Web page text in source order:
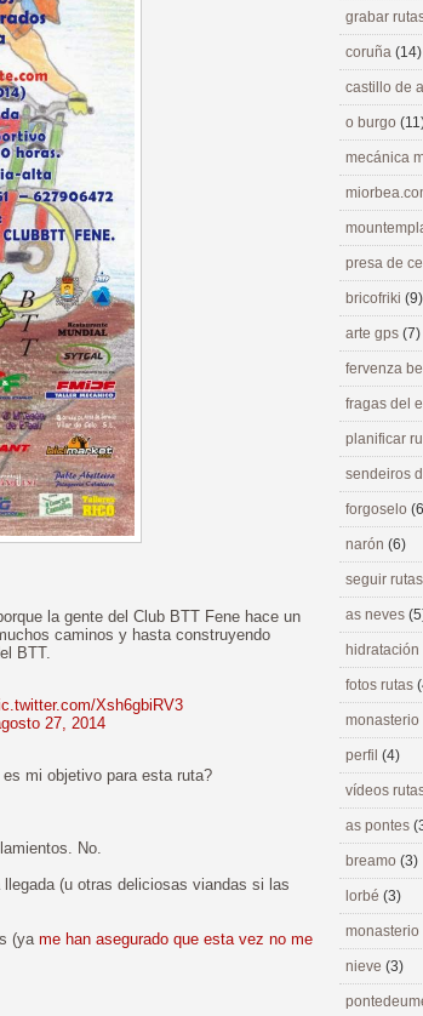
la gente del Club BTT Fene hace un
caminos y hasta construyendo
BTT.
Xsh6gbiRV3
27, 2014
mi objetivo para esta ruta?
No.
(u otras deliciosas viandas si las
(yame han asegurado que esta vez no me
grabar
coruña (14)
castillo de
o burgo
mecánica
presa de
bricofriki (9)
arte gps (7)
fervenza
fragas del
planificar
sendeiros
forgoselo
narón (6)
seguir
as neves
hidratación
fotos rutas
perfil (4)
vídeos
as pontes
breamo (3)
lorbé (3)
nieve (3)